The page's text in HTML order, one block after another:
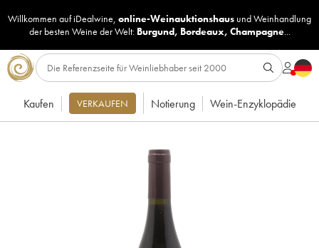
Willkommen auf iDealwine, online-Weinauktionshaus undWeinhandlung
der besten Weine der Welt: Burgund, Bordeaux, Champagne...
Kaufen VERKAUFEN Notierung Wein-Enzyklopädie